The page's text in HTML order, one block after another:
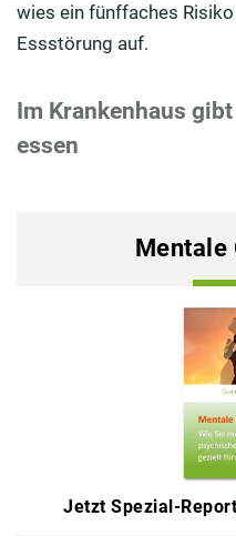
wies ein fünffaches
Essstörung auf.
Im Krankenhaus
essen